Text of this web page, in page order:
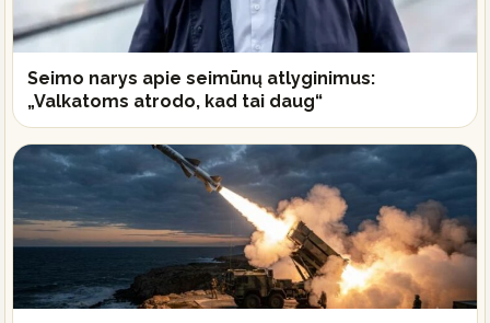
Seimo narys apie seimūnų atlyginimus:
„Valkatoms atrodo, kad tai daug“